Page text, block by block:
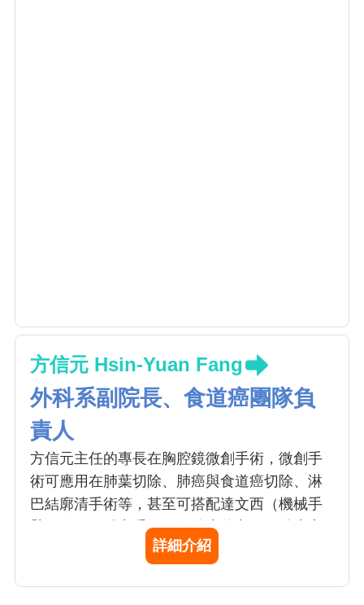
方信元 Hsin-Yuan Fang
外科系副院長、食道癌團隊負
責人
方信元主任的專長在胸腔鏡微創手術，微創手
術可應用在肺葉切除、肺癌與食道癌切除、淋
巴結廓清手術等，甚至可搭配達文西（機械手
臂）進行更精密手術，術後癒後良好、治癒率
高。方醫師施行胸腔鏡手術、肺癌手術、食道
詳細介紹